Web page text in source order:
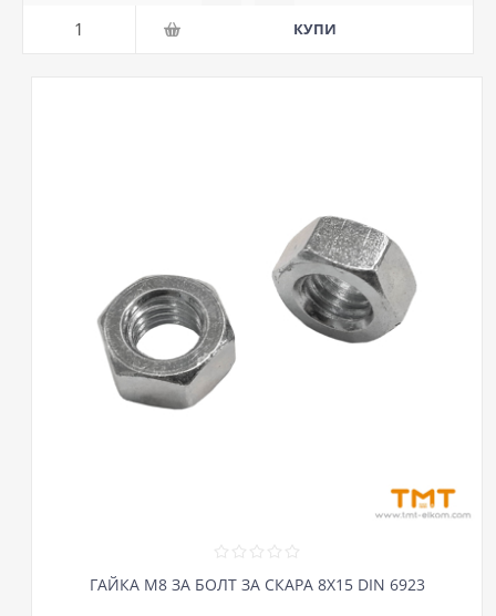
ГАЙКА М8 ЗА БОЛТ ЗА СКАРА 8Х15 DIN 6923